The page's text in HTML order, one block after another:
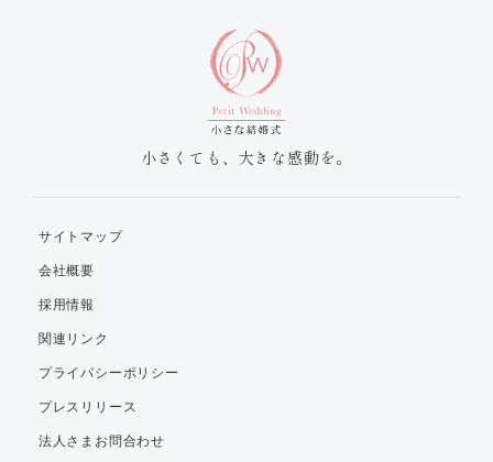
小さくても、大きな感動を。
サイトマップ
会社概要
採用情報
関連リンク
プライバシーポリシー
プレスリリース
法人さまお問合わせ